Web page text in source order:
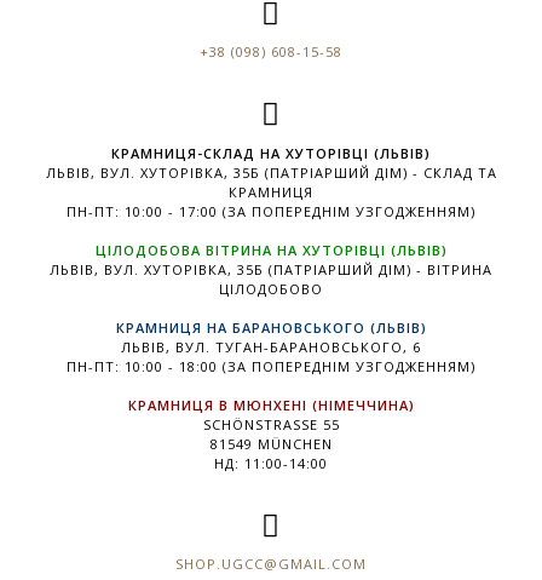
+38 (098) 608-15-58
КРАМНИЦЯ-СКЛАД НА ХУТОРІВЦІ (ЛЬВІВ)
ЛЬВІВ, ВУЛ. ХУТОРІВКА, 35Б (ПАТРІАРШИЙ ДІМ) - СКЛАД ТА
КРАМНИЦЯ
ПН-ПТ: 10:00 - 17:00 (ЗА ПОПЕРЕДНІМ УЗГОДЖЕННЯМ)
ЦІЛОДОБОВА ВІТРИНА НА ХУТОРІВЦІ (ЛЬВІВ)
ЛЬВІВ, ВУЛ. ХУТОРІВКА, 35Б (ПАТРІАРШИЙ ДІМ) - ВІТРИНА
ЦІЛОДОБОВО
КРАМНИЦЯ НА БАРАНОВСЬКОГО (ЛЬВІВ)
ЛЬВІВ, ВУЛ. ТУГАН-БАРАНОВСЬКОГО, 6
ПН-ПТ: 10:00 - 18:00 (ЗА ПОПЕРЕДНІМ УЗГОДЖЕННЯМ)
КРАМНИЦЯ В МЮНХЕНІ (НІМЕЧЧИНА)
SCHÖNSTRASSE 55
81549 MÜNCHEN
НД: 11:00-14:00
SHOP.UGCC@GMAIL.COM